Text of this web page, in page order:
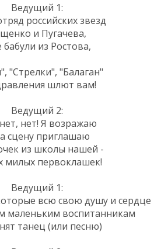
Ведущий 1:
российских звезд
и Пугачева,
из Ростова,
"Стрелки", "Балаган"
шлют вам!
Ведущий 2:
нет! Я возражаю
сцену приглашаю
из школы нашей -
милых первоклашек!
Ведущий 1:
всю свою душу и сердце
маленьким воспитанникам
танец (или песню)